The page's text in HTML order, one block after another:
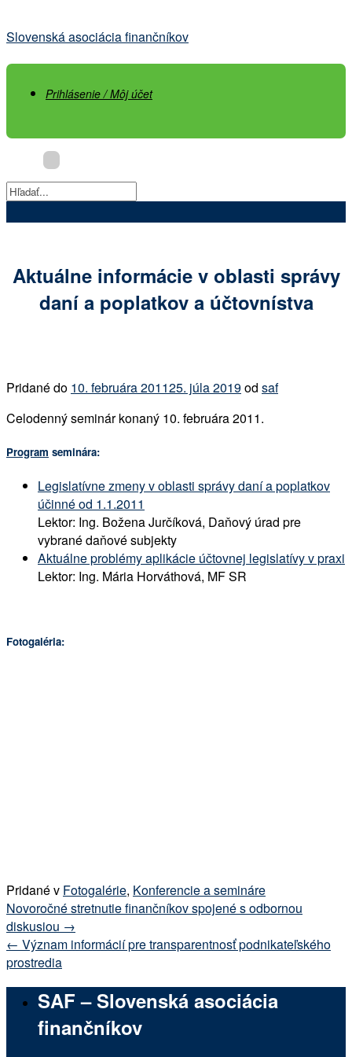
na
Slovenská asociácia finančníkov
Prihlásenie / Môj účet
Aktuálne informácie v oblasti správy
daní a poplatkov a účtovnístva
Pridané do 10. februára 201125. júla 2019od saf
Celodenný seminár konaný 10. februára 2011.
Program seminára:
Legislatívne zmeny v oblasti správy daní a poplatkov
účinné od 1.1.2011
Lektor: Ing. Božena Jurčíková, Daňový úrad pre
vybrané daňové subjekty
Aktuálne problémy aplikácie účtovnej legislatívy v praxi
Lektor: Ing. Mária Horváthová, MF SR
Fotogaléria:
Pridané v Fotogalérie, Konferencie a semináre
Navigácia
v
článkoch
Novoročné stretnutie finančníkov spojené s odbornou
diskusiou →
← Význam informácií pre transparentnosť podnikateľského
prostredia
SAF – Slovenská asociácia
finančníkov